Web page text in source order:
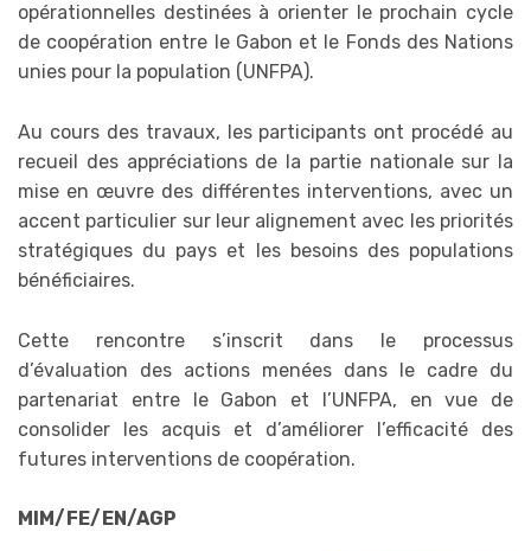
opérationnelles destinées à orienter le prochain cycle
de coopération entre le Gabon et le Fonds des Nations
unies pour la population (UNFPA).
Au cours des travaux, les participants ont procédé au
recueil des appréciations de la partie nationale sur la
mise en œuvre des différentes interventions, avec un
accent particulier sur leur alignement avec les priorités
stratégiques du pays et les besoins des populations
bénéficiaires.
Cette rencontre s’inscrit dans le processus
d’évaluation des actions menées dans le cadre du
partenariat entre le Gabon et l’UNFPA, en vue de
consolider les acquis et d’améliorer l’efficacité des
futures interventions de coopération.
MIM/FE/EN/AGP